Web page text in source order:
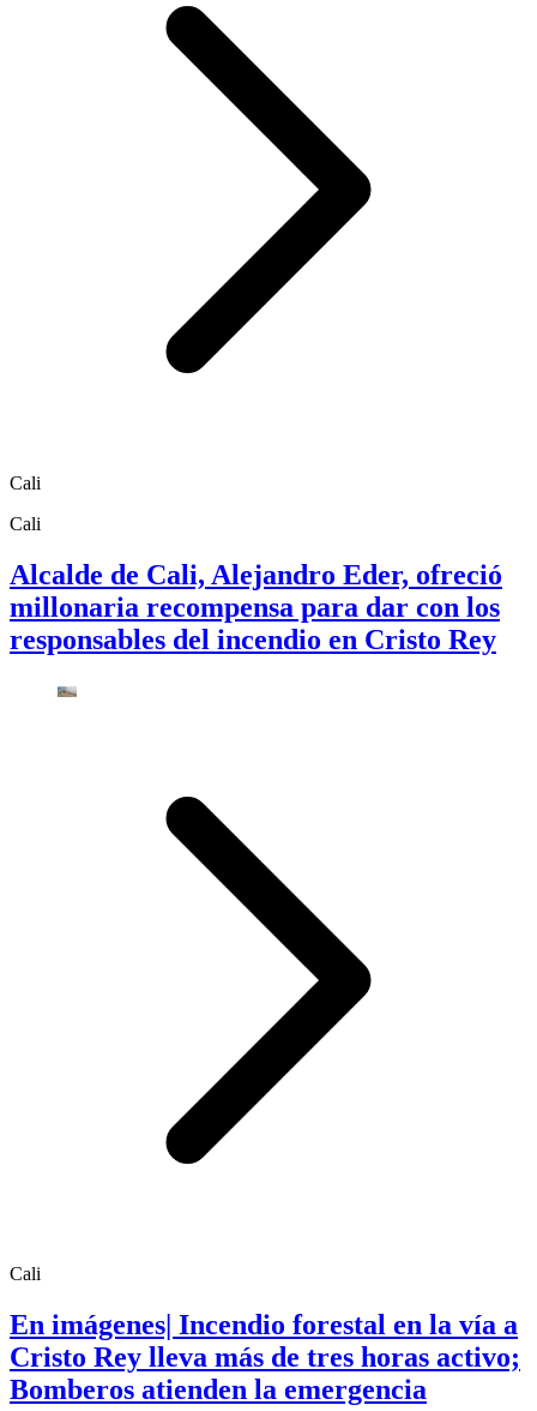
Cali
Cali
Alcalde de Cali, Alejandro Eder, ofreció
millonaria recompensa para dar con los
responsables del incendio en Cristo Rey
Cali
En imágenes| Incendio forestal en la vía a
Cristo Rey lleva más de tres horas activo;
Bomberos atienden la emergencia